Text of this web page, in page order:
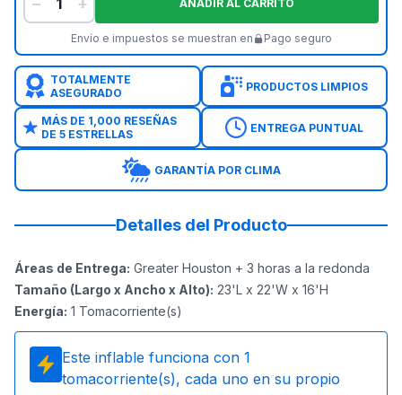
AÑADIR AL CARRITO
Envío e impuestos se muestran en Pago seguro
TOTALMENTE
ASEGURADO
PRODUCTOS LIMPIOS
MÁS DE 1,000 RESEÑAS
DE 5 ESTRELLAS
ENTREGA PUNTUAL
GARANTÍA POR CLIMA
Detalles del Producto
Áreas de Entrega: Greater Houston + 3 horas a la redonda
Tamaño (Largo x Ancho x Alto): 23'L x 22'W x 16'H
Energía: 1 Tomacorriente(s)
Este inflable funciona con 1
tomacorriente(s), cada uno en su propio